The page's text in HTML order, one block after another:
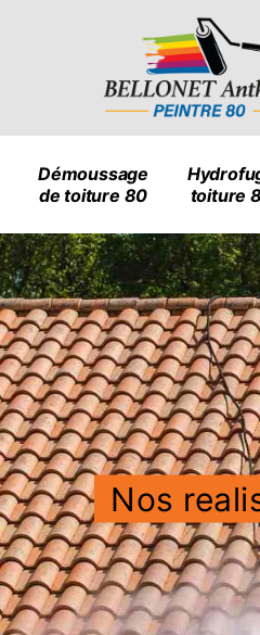
Démoussage
de toiture 80
toiture
Nos